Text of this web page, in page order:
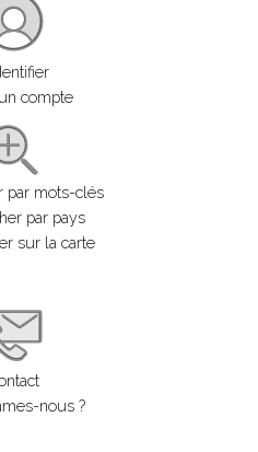
compte
par mots-clés
par pays
sur la carte
nous ?